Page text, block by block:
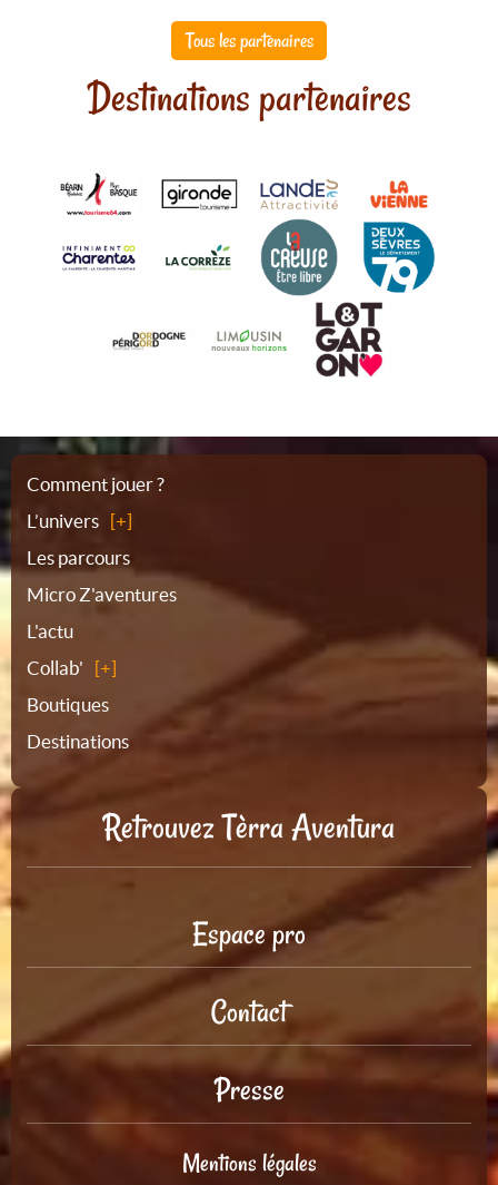
Tous les partenaires
Destinations partenaires
Plan
du
site
Comment jouer ?
L’univers
Les parcours
Micro Z'aventures
L'actu
Collab'
Boutiques
Destinations
Retrouvez Tèrra Aventura
Espace pro
Contact
Presse
Mentions légales